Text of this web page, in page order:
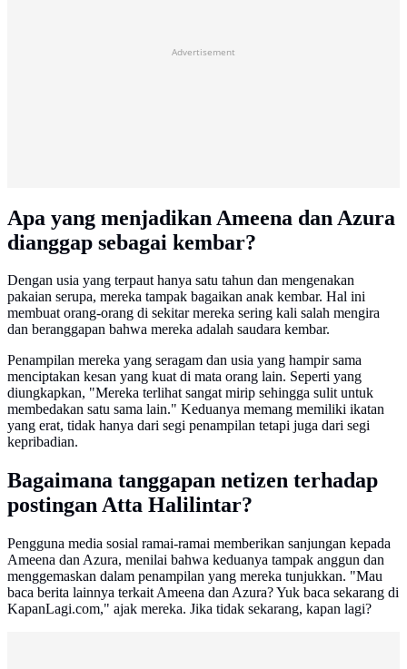
Advertisement
Apa yang menjadikan Ameena dan Azura
dianggap sebagai kembar?
Dengan usia yang terpaut hanya satu tahun dan mengenakan
pakaian serupa, mereka tampak bagaikan anak kembar. Hal ini
membuat orang-orang di sekitar mereka sering kali salah mengira
dan beranggapan bahwa mereka adalah saudara kembar.
Penampilan mereka yang seragam dan usia yang hampir sama
menciptakan kesan yang kuat di mata orang lain. Seperti yang
diungkapkan, "Mereka terlihat sangat mirip sehingga sulit untuk
membedakan satu sama lain." Keduanya memang memiliki ikatan
yang erat, tidak hanya dari segi penampilan tetapi juga dari segi
kepribadian.
Bagaimana tanggapan netizen terhadap
postingan Atta Halilintar?
Pengguna media sosial ramai-ramai memberikan sanjungan kepada
Ameena dan Azura, menilai bahwa keduanya tampak anggun dan
menggemaskan dalam penampilan yang mereka tunjukkan. "Mau
baca berita lainnya terkait Ameena dan Azura? Yuk baca sekarang di
KapanLagi.com," ajak mereka. Jika tidak sekarang, kapan lagi?